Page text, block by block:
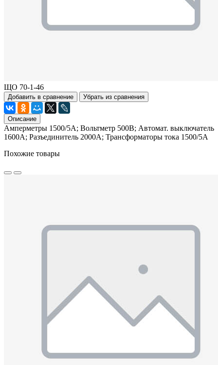
ЩО 70-1-46
Добавить в сравнение Убрать из сравнения
Описание
Амперметры 1500/5А; Вольтметр 500В; Автомат. выключатель
1600А; Разъединитель 2000А; Трансформаторы тока 1500/5А
Похожие товары